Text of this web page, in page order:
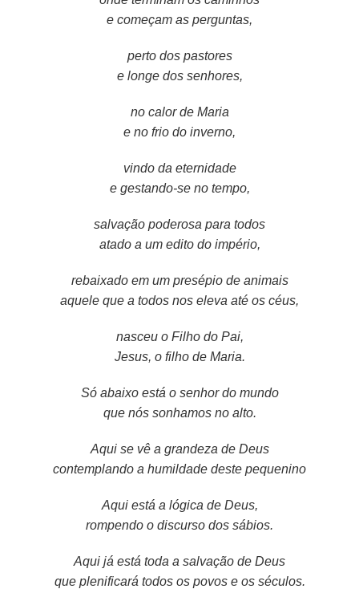
e começam as perguntas,
perto dos pastores
e longe dos senhores,
no calor de Maria
e no frio do inverno,
vindo da eternidade
e gestando-se no tempo,
salvação poderosa para todos
atado a um edito do império,
rebaixado em um presépio de animais
aquele que a todos nos eleva até os céus,
nasceu o Filho do Pai,
Jesus, o filho de Maria.
Só abaixo está o senhor do mundo
que nós sonhamos no alto.
Aqui se vê a grandeza de Deus
contemplando a humildade deste pequenino
Aqui está a lógica de Deus,
rompendo o discurso dos sábios.
Aqui já está toda a salvação de Deus
que plenificará todos os povos e os séculos.